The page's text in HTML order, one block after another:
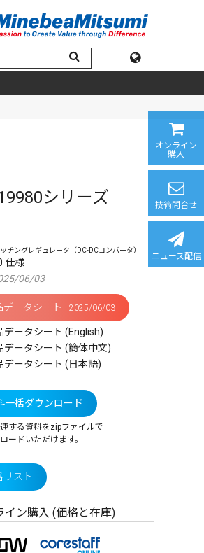
オンライン
購入
技術問合せ
ニュース配信
シリーズ
チングレギュレータ（DC-DCコンバータ）
仕様
06/03
データシート 2025/06/03
データシート (English)
データシート (簡体中文)
データシート (日本語)
一括ダウンロード
する資料をzipファイルで
ードいただけます。
リスト
イン購入 (価格と在庫)